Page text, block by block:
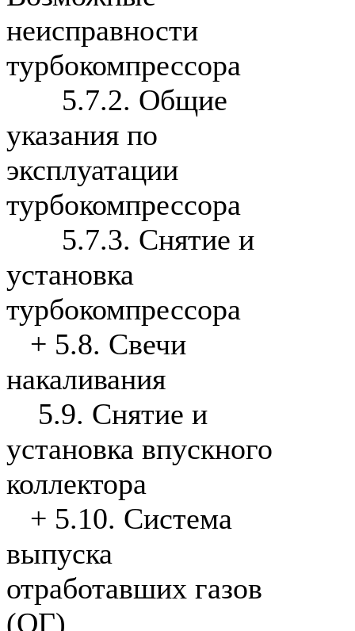
неисправности
турбокомпрессора
5.7.2. Общие
указания по
эксплуатации
турбокомпрессора
5.7.3. Снятие и
установка
турбокомпрессора
+ 5.8. Свечи
накаливания
5.9. Снятие и
установка впускного
коллектора
+ 5.10. Система
выпуска
отработавших газов
(ОГ)